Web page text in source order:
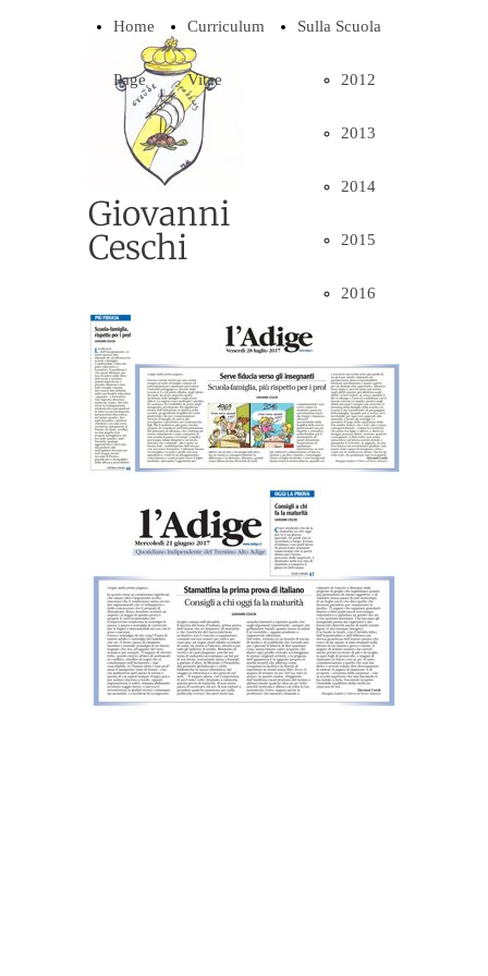
Giovanni
Ceschi
Home
Page
Curriculum
Vitae
Sulla Scuola
2012
2013
2014
2015
2016